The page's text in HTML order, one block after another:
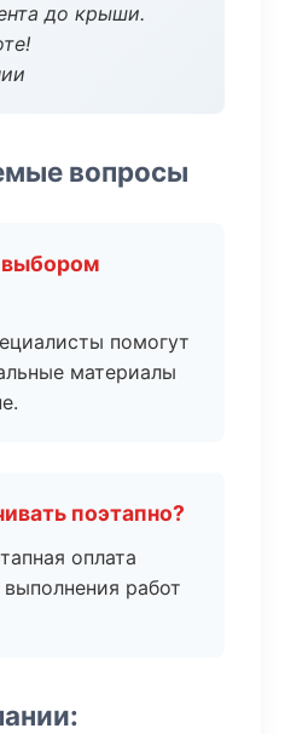
до крыши.
вопросы
выбором
помогут
материалы
поэтапно?
оплата
работ